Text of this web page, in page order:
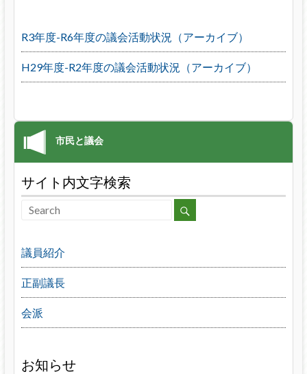
R3年度-R6年度の議会活動状況（アーカイブ）
H29年度-R2年度の議会活動状況（アーカイブ）
サイト内文字検索
議員紹介
正副議長
会派
お知らせ